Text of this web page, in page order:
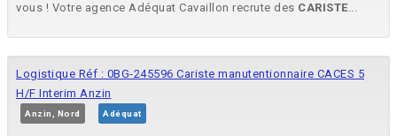
vous ! Votre agence Adéquat Cavaillon recrute des CARISTE...
Logistique Réf : 0BG-245596 Cariste manutentionnaire CACES 5
H/F Interim Anzin
Anzin, Nord Adéquat